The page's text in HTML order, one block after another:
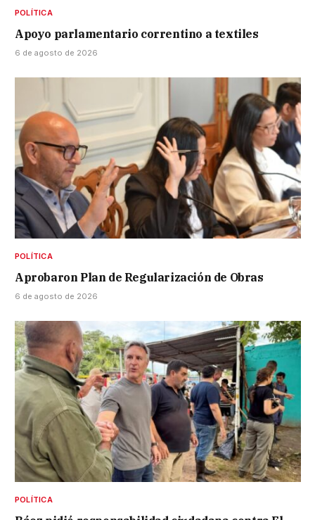
POLÍTICA
Apoyo parlamentario correntino a textiles
6 de agosto de 2026
POLÍTICA
Aprobaron Plan de Regularización de Obras
6 de agosto de 2026
POLÍTICA